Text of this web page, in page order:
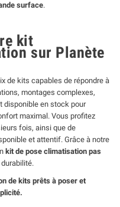
surface.
kit
sur Planète
de kits capables de répondre à
montages complexes,
disponible en stock pour
maximal. Vous profitez
fois, ainsi que de
et attentif. Grâce à notre
kit de pose climatisation pas
de kits prêts à poser et